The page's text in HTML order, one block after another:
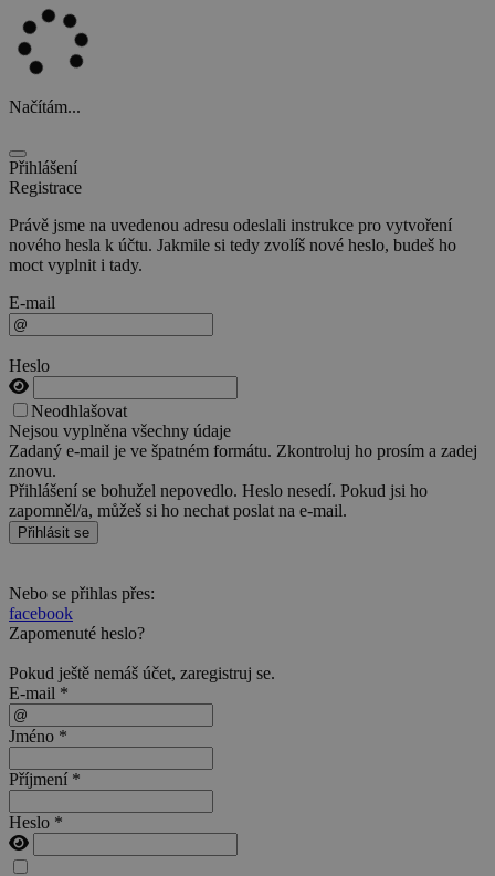
Načítám...
Přihlášení
Registrace
Právě jsme na uvedenou adresu odeslali instrukce pro vytvoření
nového hesla k účtu. Jakmile si tedy zvolíš nové heslo, budeš ho
moct vyplnit i tady.
E-mail
Heslo
Neodhlašovat
Nejsou vyplněna všechny údaje
Zadaný e-mail je ve špatném formátu. Zkontroluj ho prosím a zadej
znovu.
Přihlášení se bohužel nepovedlo. Heslo nesedí. Pokud jsi ho
zapomněl/a, můžeš si ho nechat poslat na e-mail.
Přihlásit se
Nebo se přihlas přes:
facebook
Zapomenuté heslo?
Pokud ještě nemáš účet, zaregistruj se.
E-mail *
Jméno *
Příjmení *
Heslo *